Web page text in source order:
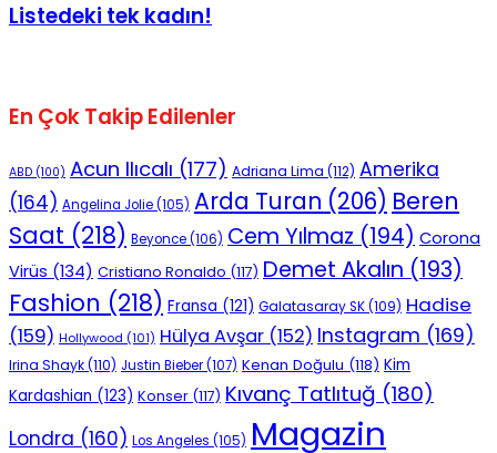
Listedeki tek kadın!
En Çok Takip Edilenler
ABD (100) Acun Ilıcalı (177) Adriana Lima (112) Amerika
(164) Angelina Jolie(105) Arda Turan (206) Beren
Saat (218) Beyonce(106) Cem Yılmaz (194) Corona
Virüs (134) Cristiano Ronaldo (117) Demet Akalın (193)
Fashion (218) Fransa (121) Galatasaray SK(109) Hadise
(159) Hollywood (101) Hülya Avşar (152) Instagram (169)
Irina Shayk(110) Justin Bieber(107) Kenan Doğulu (118) Kim
Kardashian (123) Konser (117) Kıvanç Tatlıtuğ (180)
Londra (160) Los Angeles (105) Magazin